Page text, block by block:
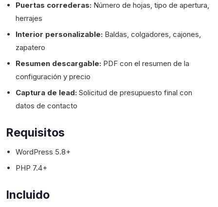
Puertas correderas: Número de hojas, tipo de apertura,
herrajes
Interior personalizable: Baldas, colgadores, cajones,
zapatero
Resumen descargable: PDF con el resumen de la
configuración y precio
Captura de lead: Solicitud de presupuesto final con
datos de contacto
Requisitos
WordPress 5.8+
PHP 7.4+
Incluido